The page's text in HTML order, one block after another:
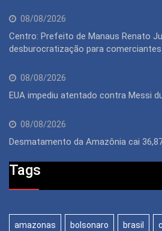
08/08/2026
Centro: Prefeito de Manaus Renato
desburocratização para comerciantes
08/08/2026
EUA impediu atentado contra Messi
08/08/2026
Desmatamento da Amazônia cai
Tags
amazonas bolsonaro brasil